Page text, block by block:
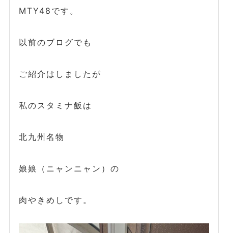
MTY48です。
以前のブログでも
ご紹介はしましたが
私のスタミナ飯は
北九州名物
娘娘（ニャンニャン）の
肉やきめしです。